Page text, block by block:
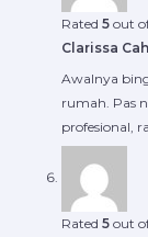
Rated 5 out
Clarissa
Awalnya
rumah. Pas
profesional,
Rated 5 out